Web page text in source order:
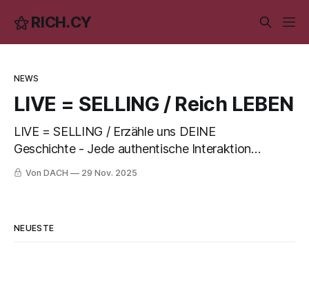
⚝ RICH.CY
NEWS
LIVE = SELLING / Reich LEBEN
LIVE = SELLING / Erzähle uns DEINE
Geschichte - Jede authentische Interaktion
ist ein "Verkauf" deiner Werte, deiner
Von DACH 29 Nov. 2025
NEUESTE